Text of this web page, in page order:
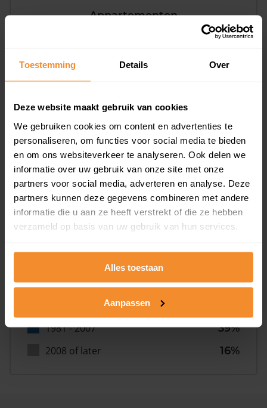
Toestemming Details Over
Deze website maakt gebruik van cookies
We gebruiken cookies om content en advertenties te
personaliseren, om functies voor social media te bieden
en om ons websiteverkeer te analyseren. Ook delen we
informatie over uw gebruik van onze site met onze
partners voor social media, adverteren en analyse. Deze
partners kunnen deze gegevens combineren met andere
informatie die u aan ze heeft verstrekt of die ze hebben
verzameld op basis van uw gebruik van hun services.
Alles toestaan
Aanpassen
Appartementen
aandeel van totale woningen
Bouwjaar
T/m 1945
8%
1981 - 2007
39%
2008 of later
16%